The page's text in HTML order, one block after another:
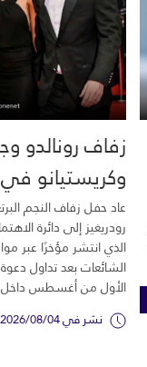
زفاف رونالدو
وكريستيانو
عاد حفل زفاف النجم
رودريغيز إلى دائرة
الذي انتشر مؤخرًا عبر
الشائعات بعد تداول
الأول من أغسطس
نشر في 2026/08/04 الساعة 10:45 م